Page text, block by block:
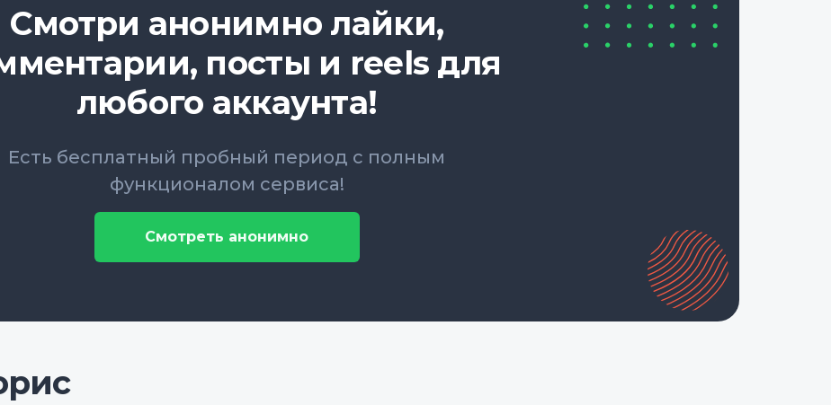
Смотри анонимно лайки,
посты и reels для
любого аккаунта!
Есть бесплатный пробный период с полным
функционалом сервиса!
Смотреть анонимно